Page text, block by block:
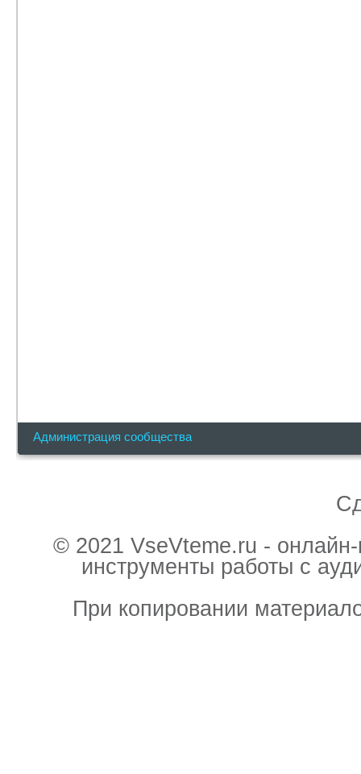
Администрация сообщества
© 2021 VseVteme.ru -
инструменты работы с
При копировании